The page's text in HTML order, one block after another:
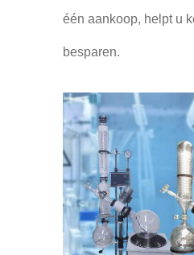
één aankoop, helpt u
besparen.